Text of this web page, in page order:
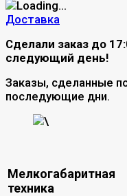
Доставка
Сделали заказ до
следующий день!
Заказы, сделанные
последующие дни.
\
Мелкогабаритная
техника